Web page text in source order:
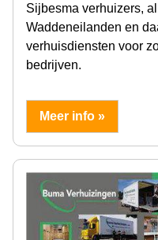
Sijbesma verhuizers,
Waddeneilanden en
verhuisdiensten voor
bedrijven.
Meer info »